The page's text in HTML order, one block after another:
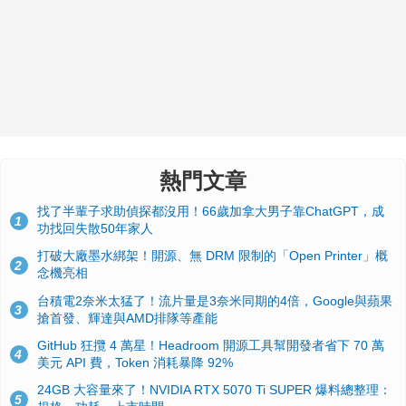
熱門文章
1
找了半輩子求助偵探都沒用！66歲加拿大男子靠ChatGPT，成
功找回失散50年家人
2
打破大廠墨水綁架！開源、無 DRM 限制的「Open Printer」概
念機亮相
3
台積電2奈米太猛了！流片量是3奈米同期的4倍，Google與蘋果
搶首發、輝達與AMD排隊等產能
4
GitHub 狂攬 4 萬星！Headroom 開源工具幫開發者省下 70 萬
美元 API 費，Token 消耗暴降 92%
5
24GB 大容量來了！NVIDIA RTX 5070 Ti SUPER 爆料總整理：